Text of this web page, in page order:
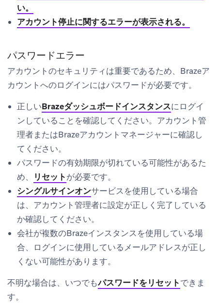
い。
アカウント停止に関するエラーが表示される。
パスワードエラー
アカウントのセキュリティは重要であるため、Brazeア
カウントへのログインにはパスワードが必要です。
正しいBrazeダッシュボードインスタンスにログイ
ンしていることを確認してください。アカウント管
理者またはBrazeアカウントマネージャーに確認し
てください。
パスワードの有効期限が切れている可能性があるた
め、
リセットが必要です。
シングルサインオンサービスを使用している場合
は、アカウント管理者に設定が正しく完了している
か確認してください。
会社が複数のBrazeインスタンスを使用している場
合、ログインに使用しているメールアドレスが正し
くない可能性があります。
不明な場合は、いつでもパスワードをリセットできま
す。